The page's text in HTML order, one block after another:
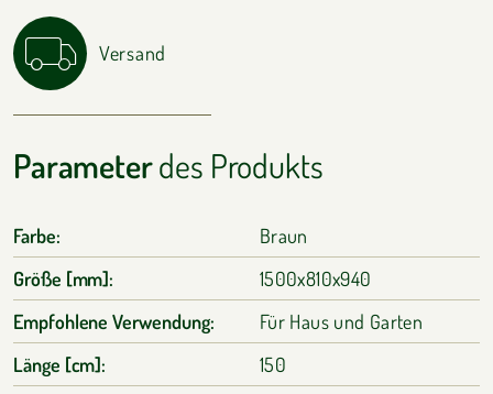
Versand
Parameterdes Produkts
Farbe:
Braun
Größe [mm]:
1500x810x940
Empfohlene Verwendung:
Für Haus und Garten
Länge [cm]:
150